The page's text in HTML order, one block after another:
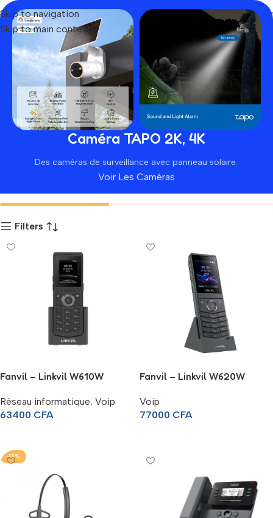
Skip to navigation
Skip to main content
Caméra TAPO 2K, 4K
Des caméras de surveillance avec panneau solaire.
Voir Les Caméras
FanvilHome Produit
Autres Accessoires Equipements Informatiques
Filters
Fanvil – Linkvil W610W
Réseau informatique, Voip
63400 CFA
Fanvil – Linkvil W620W
Voip
77000 CFA
-13%